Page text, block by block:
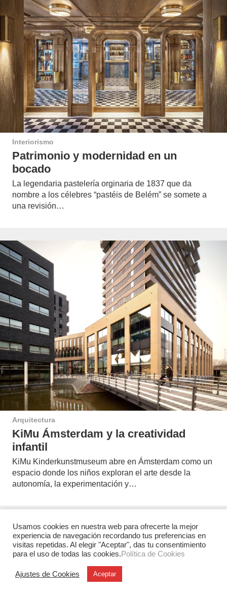
Interiorismo
Patrimonio y modernidad en un
bocado
La legendaria pastelería orginaria de 1837 que da
nombre a los célebres “pastéis de Belém” se somete a
una revisión…
Arquitectura
KiMu Ámsterdam y la creatividad
infantil
KiMu Kinderkunstmuseum abre en Ámsterdam como un
espacio donde los niños exploran el arte desde la
autonomía, la experimentación y…
Deja una respuesta
Tu dirección de correo electrónico no será publicada.
Usamos cookies en nuestra web para ofrecerte la mejor
experiencia de navegación recordando tus preferencias en
visitas repetidas. Al elegir "Aceptar", das tu consentimiento
para el uso de todas las cookies.Política de Cookies
Ajustes de Cookies Aceptar